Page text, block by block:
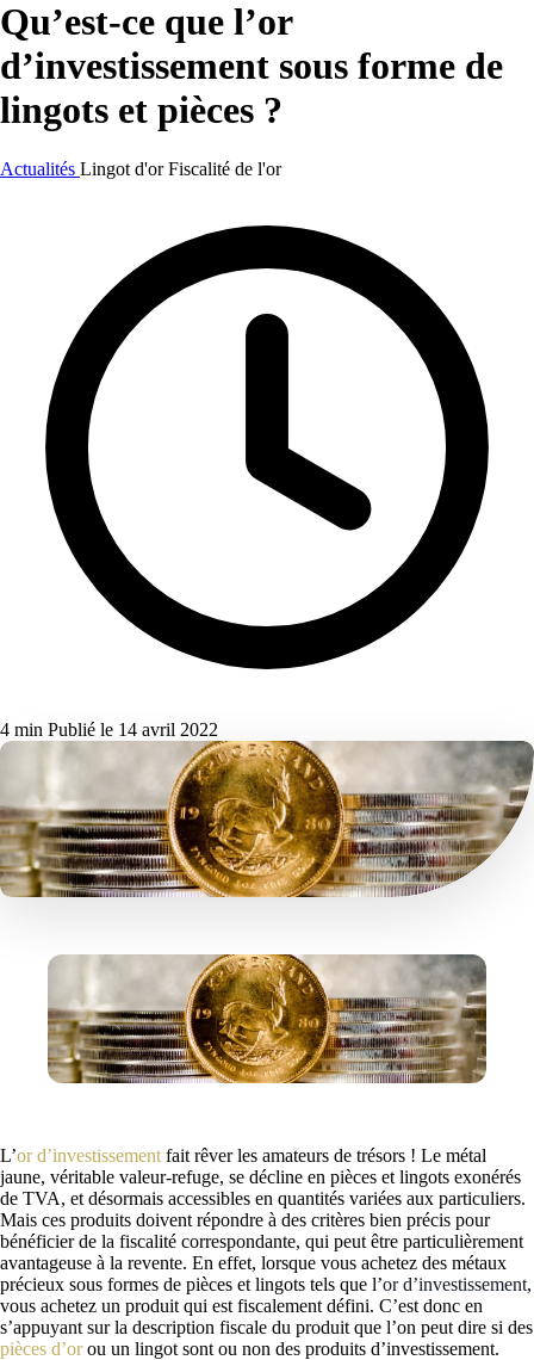
Qu’est-ce que l’or
d’investissement sous forme de
lingots et pièces ?
Actualités Lingot d'orFiscalité de l'or
4 min Publié le 14 avril 2022
L’or d’investissement fait rêver les amateurs de trésors ! Le métal
jaune, véritable valeur-refuge, se décline en pièces et lingots exonérés
de TVA, et désormais accessibles en quantités variées aux particuliers.
Mais ces produits doivent répondre à des critères bien précis pour
bénéficier de la fiscalité correspondante, qui peut être particulièrement
avantageuse à la revente. En effet, lorsque vous achetez des métaux
précieux sous formes de pièces et lingots tels que l’or d’investissement,
vous achetez un produit qui est fiscalement défini. C’est donc en
s’appuyant sur la description fiscale du produit que l’on peut dire si des
pièces d’orou un lingot sont ou non des produits d’investissement.